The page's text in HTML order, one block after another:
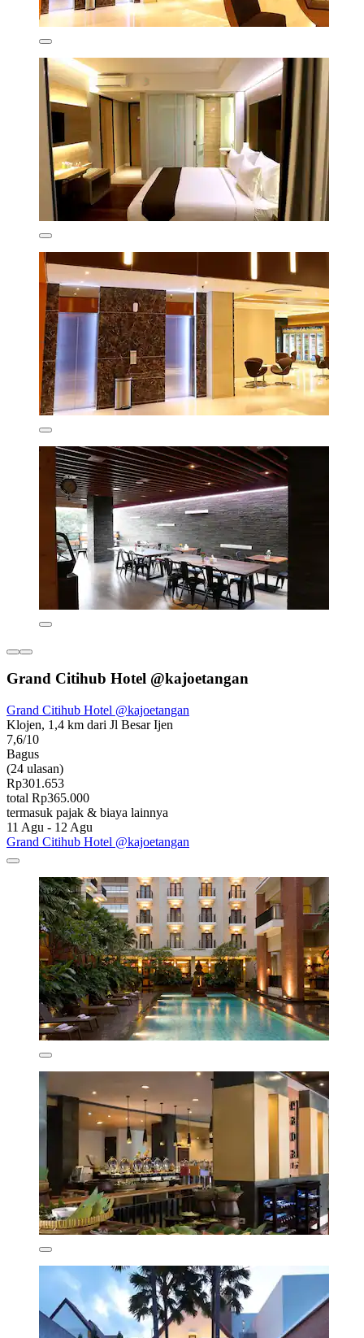
Grand Citihub Hotel @kajoetangan
Grand Citihub Hotel @kajoetangan
Klojen, 1,4 km dari Jl Besar Ijen
7,6/10
Bagus
(24 ulasan)
Rp301.653
total Rp365.000
termasuk pajak & biaya lainnya
11 Agu - 12 Agu
Grand Citihub Hotel @kajoetangan